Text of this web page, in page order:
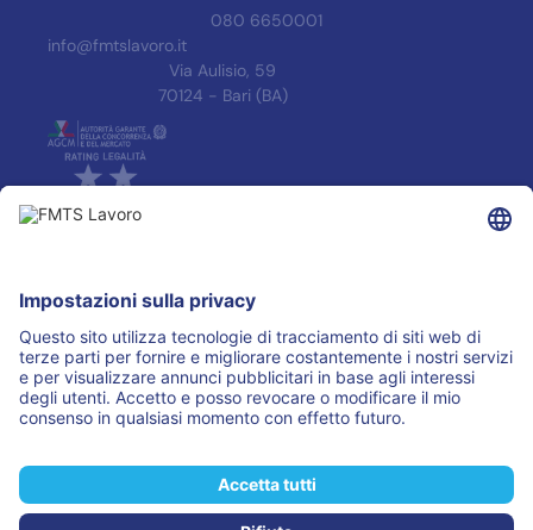
080 6650001
info@fmtslavoro.it
Via Aulisio, 59
70124 - Bari (BA)
Accreditamenti
ASSOCIAZIONI
I PARTNER